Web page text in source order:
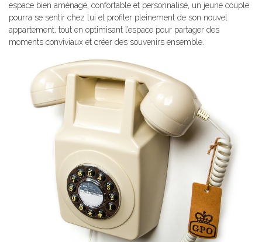
espace bien aménagé, confortable et personnalisé, un jeune couple
pourra se sentir chez lui et profiter pleinement de son nouvel
appartement, tout en optimisant l’espace pour partager des
moments conviviaux et créer des souvenirs ensemble.